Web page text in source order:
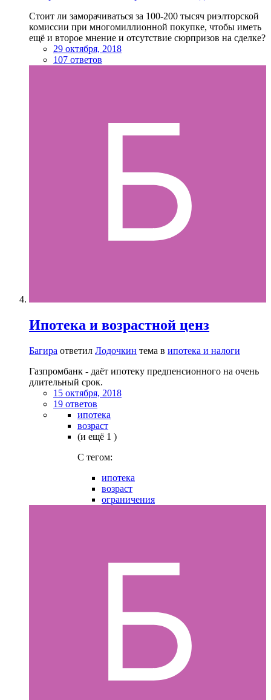
Стоит ли заморачиваться за 100-200 тысяч риэлторской
комиссии при многомиллионной покупке, чтобы иметь
ещё и второе мнение и отсутствие сюрпризов на сделке?
29 октября, 2018
107 ответов
Ипотека и возрастной ценз
Багира ответил Лодочкин тема в ипотека и налоги
Газпромбанк - даёт ипотеку предпенсионного на очень
длительный срок.
15 октября, 2018
19 ответов
ипотека
возраст
(и ещё 1 )
C тегом:
ипотека
возраст
ограничения